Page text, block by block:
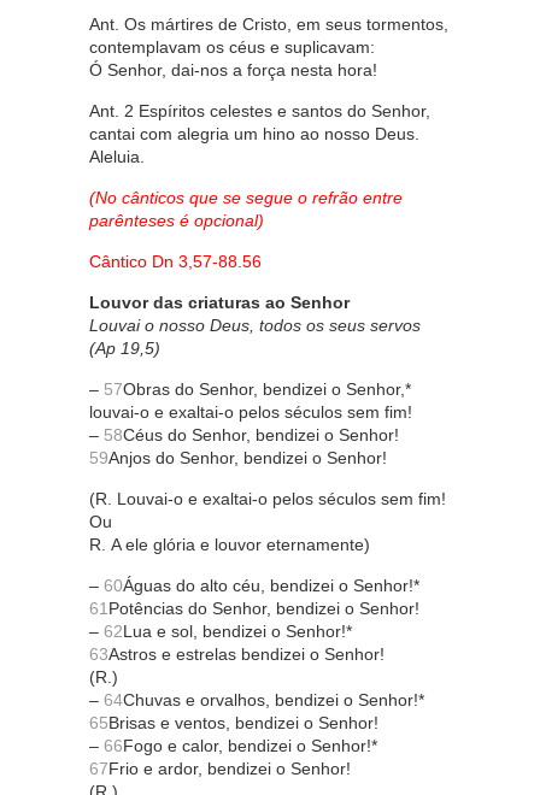
Ant. Os mártires de Cristo, em seus tormentos,
contemplavam os céus e suplicavam:
Ó Senhor, dai-nos a força nesta hora!
Ant. 2 Espíritos celestes e santos do Senhor,
cantai com alegria um hino ao nosso Deus.
Aleluia.
(No cânticos que se segue o refrão entre
parênteses é opcional)
Cântico Dn 3,57-88.56
Louvor das criaturas ao Senhor
Louvai o nosso Deus, todos os seus servos
(Ap 19,5)
– 57Obras do Senhor, bendizei o Senhor,*
louvai-o e exaltai-o pelos séculos sem fim!
– 58Céus do Senhor, bendizei o Senhor!
59Anjos do Senhor, bendizei o Senhor!
(R. Louvai-o e exaltai-o pelos séculos sem fim!
Ou
R. A ele glória e louvor eternamente)
– 60Águas do alto céu, bendizei o Senhor!*
61 Potências do Senhor, bendizei o Senhor!
– 62Lua e sol, bendizei o Senhor!*
63Astros e estrelas bendizei o Senhor!
(R.)
– 64Chuvas e orvalhos, bendizei o Senhor!*
65Brisas e ventos, bendizei o Senhor!
– 66Fogo e calor, bendizei o Senhor!*
67Frio e ardor, bendizei o Senhor!